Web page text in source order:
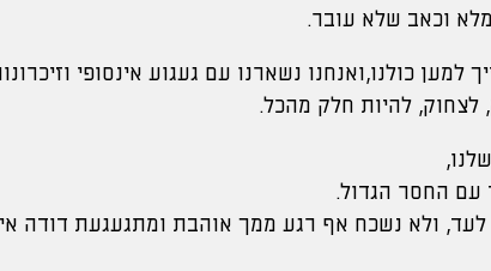
וכאב שלא עובר.
למען כולנו,ואנחנו נשארנו עם געגוע אינסופי
לצחוק, להיות חלק מהכל.
עם החסר הגדול.
לעד, ולא נשכח אף רגע ממך אוהבת ומתגעגעת דודה